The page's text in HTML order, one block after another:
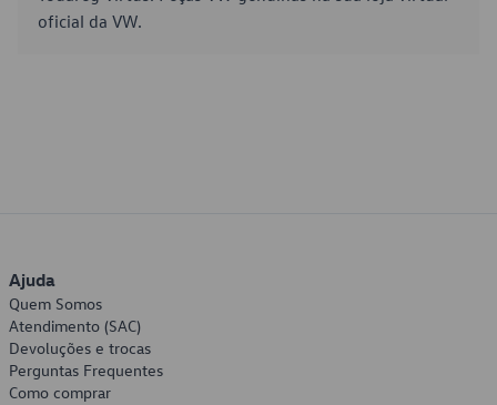
oficial da VW.
Ajuda
Quem Somos
Atendimento (SAC)
Devoluções e trocas
Perguntas Frequentes
Como comprar